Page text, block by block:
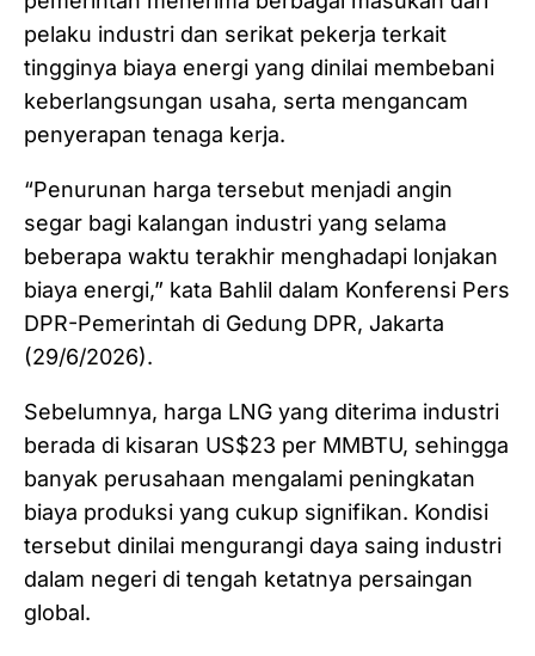
pelaku industri dan serikat pekerja terkait
tingginya biaya energi yang dinilai membebani
keberlangsungan usaha, serta mengancam
penyerapan tenaga kerja.
“Penurunan harga tersebut menjadi angin
segar bagi kalangan industri yang selama
beberapa waktu terakhir menghadapi lonjakan
biaya energi,” kata Bahlil dalam Konferensi Pers
DPR-Pemerintah di Gedung DPR, Jakarta
(29/6/2026).
Sebelumnya, harga LNG yang diterima industri
berada di kisaran US$23 per MMBTU, sehingga
banyak perusahaan mengalami peningkatan
biaya produksi yang cukup signifikan. Kondisi
tersebut dinilai mengurangi daya saing industri
dalam negeri di tengah ketatnya persaingan
global.